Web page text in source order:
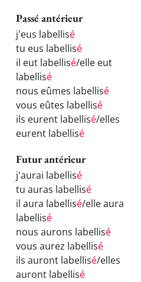
Passé antérieur
j'eus labellisé
tu eus labellisé
il eut labellisé/elle eut
labellisé
nous eûmes labellisé
vous eûtes labellisé
ils eurent labellisé/elles
eurent labellisé
Futur antérieur
j'aurai labellisé
tu auras labellisé
il aura labellisé/elle aura
labellisé
nous aurons labellisé
vous aurez labellisé
ils auront labellisé/elles
auront labellisé